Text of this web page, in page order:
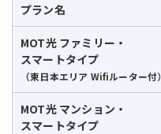
プラン名
MOT光 ファミリー・
スマートタイプ
（東日本エリア Wifiルーター付）
MOT光 マンション・
スマートタイプ